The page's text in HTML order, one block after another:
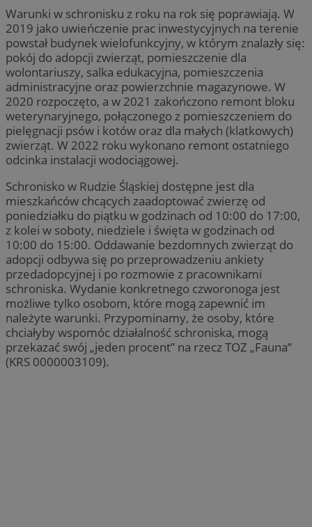
Warunki w schronisku z roku na rok się poprawiają. W
2019 jako uwieńczenie prac inwestycyjnych na terenie
powstał budynek wielofunkcyjny, w którym znalazły się:
pokój do adopcji zwierząt, pomieszczenie dla
wolontariuszy, salka edukacyjna, pomieszczenia
administracyjne oraz powierzchnie magazynowe. W
2020 rozpoczęto, a w 2021 zakończono remont bloku
weterynaryjnego, połączonego z pomieszczeniem do
pielęgnacji psów i kotów oraz dla małych (klatkowych)
zwierząt. W 2022 roku wykonano remont ostatniego
odcinka instalacji wodociągowej.
Schronisko w Rudzie Śląskiej dostępne jest dla
mieszkańców chcących zaadoptować zwierzę od
poniedziałku do piątku w godzinach od 10:00 do 17:00,
z kolei w soboty, niedziele i święta w godzinach od
10:00 do 15:00. Oddawanie bezdomnych zwierząt do
adopcji odbywa się po przeprowadzeniu ankiety
przedadopcyjnej i po rozmowie z pracownikami
schroniska. Wydanie konkretnego czworonoga jest
możliwe tylko osobom, które mogą zapewnić im
należyte warunki. Przypominamy, że osoby, które
chciałyby wspomóc działalność schroniska, mogą
przekazać swój „jeden procent” na rzecz TOZ „Fauna”
(KRS 0000003109).